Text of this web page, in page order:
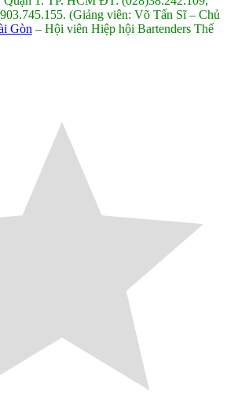
(Giảng viên: Võ Tấn Sĩ – Chủ
Gòn – Hội viên Hiệp hội Bartenders Thế